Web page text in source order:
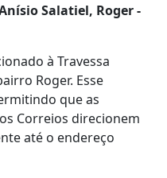
Salatiel, Roger -
à Travessa
Roger. Esse
que as
Correios direcionem
até o endereço